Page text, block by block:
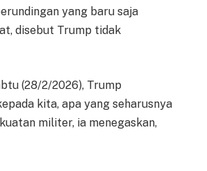
yang baru saja
disebut Trump tidak
(28/2/2026), Trump
kita, apa yang seharusnya
militer, ia menegaskan,